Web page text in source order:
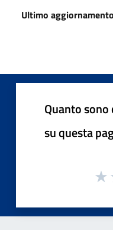
Ultimo aggiornamento
Quanto
su questa